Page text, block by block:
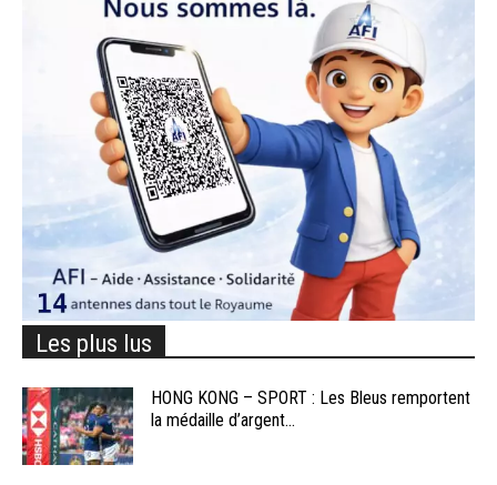
Les plus lus
HONG KONG – SPORT : Les Bleus remportent
la médaille d’argent...